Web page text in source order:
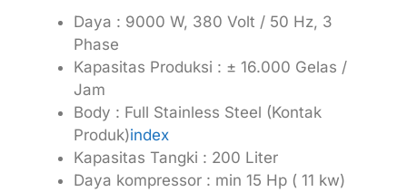
Daya : 9000 W, 380 Volt / 50 Hz, 3
Phase
Kapasitas Produksi : ± 16.000 Gelas /
Jam
Body : Full Stainless Steel (Kontak
Produk)index
Kapasitas Tangki : 200 Liter
Daya kompressor : min 15 Hp ( 11 kw)